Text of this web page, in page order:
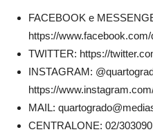
FACEBOOK e
https://
TWITTER: https://
INSTAGRAM:
https://
MAIL:
CENTRALONE: 02/